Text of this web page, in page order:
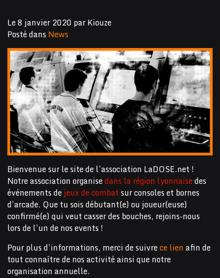
Le8 janvier 2020 parKiouze
Posté dansNews
Bienvenue sur le site de l’association LaDOSE.net !
Notre association organisedans la région lyonnaisedes
événements dejeux de combatsur consoles et bornes
d’arcade. Que tu sois débutant(e) ou joueur(euse)
confirmé(e) qui veut casser des bouches, rejoins-nous
lors de l’un de nos events !
Pour plus d’informations, merci de suivrece lienafin de
tout connaître de nos activité ainsi que notre
organisation annuelle.